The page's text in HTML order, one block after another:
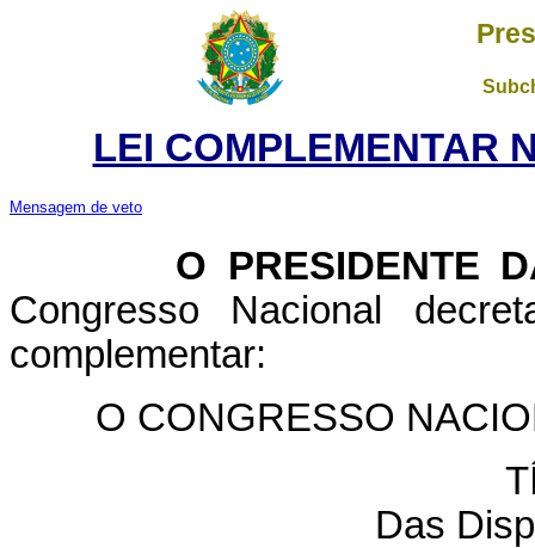
LEI COMPLEMENTAR
Mensagem de veto
O PRESIDENTE DA
Congresso Nacional
complementar:
O CONGRESSO
Das